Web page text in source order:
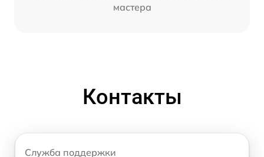
мастера
Контакты
Служба поддержки